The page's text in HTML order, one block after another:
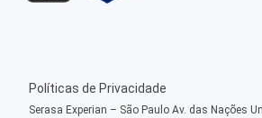
Políticas de Privacidade
Serasa Experian – São Paulo Av. das Nações